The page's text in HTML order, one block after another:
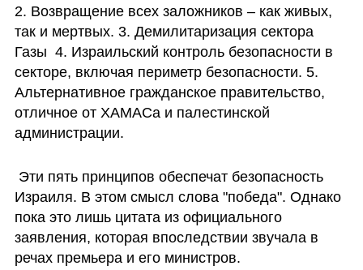
2. Возвращение всех заложников – как живых,
так и мертвых. 3. Демилитаризация сектора
Газы  4. Израильский контроль безопасности в
секторе, включая периметр безопасности. 5.
Альтернативное гражданское правительство,
отличное от ХАМАСа и палестинской
администрации.
Израиля. В этом смысл слова "победа". Однако
пока это лишь цитата из официального
заявления, которая впоследствии звучала в
речах премьера и его министров.